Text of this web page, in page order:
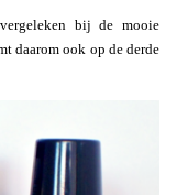
bij de mooie
daarom ook op de derde